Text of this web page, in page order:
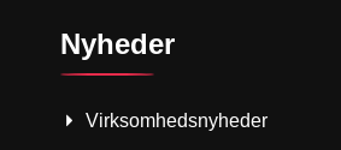
Nyheder
Virksomhedsnyheder